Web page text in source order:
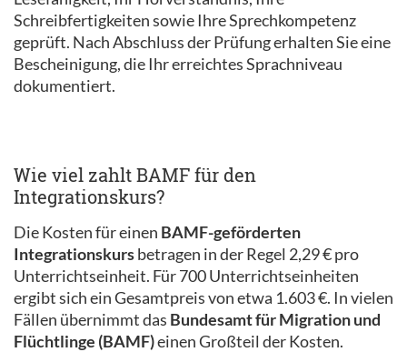
Schreibfertigkeiten sowie Ihre Sprechkompetenz
geprüft. Nach Abschluss der Prüfung erhalten Sie eine
Bescheinigung, die Ihr erreichtes Sprachniveau
dokumentiert.
Wie viel zahlt BAMF für den
Integrationskurs?
Die Kosten für einen BAMF-geförderten
Integrationskursbetragen in der Regel 2,29 € pro
Unterrichtseinheit. Für 700 Unterrichtseinheiten
ergibt sich ein Gesamtpreis von etwa 1.603 €. In vielen
Fällen übernimmt das Bundesamt für Migration und
Flüchtlinge (BAMF)einen Großteil der Kosten.